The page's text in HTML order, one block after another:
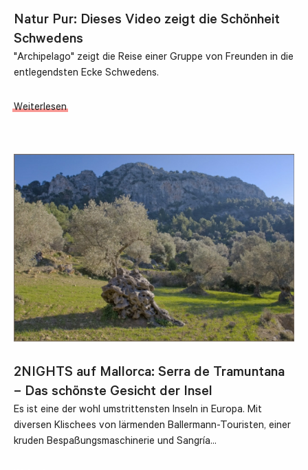
Natur Pur: Dieses Video zeigt die Schönheit
Schwedens
"Archipelago" zeigt die Reise einer Gruppe von Freunden in die
entlegendsten Ecke Schwedens.
Weiterlesen
2NIGHTS auf Mallorca: Serra de Tramuntana
– Das schönste Gesicht der Insel
Es ist eine der wohl umstrittensten Inseln in Europa. Mit
diversen Klischees von lärmenden Ballermann-Touristen, einer
kruden Bespaßungsmaschinerie und Sangría…